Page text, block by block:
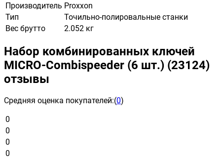
Производитель Proxxon
Тип
Точильно-полировальные станки
Вес брутто
2.052 кг
Набор комбинированных ключей
MICRO-Combispeeder (6 шт.) (23124)
отзывы
Средняя оценка покупателей:(0)
0
0
0
0